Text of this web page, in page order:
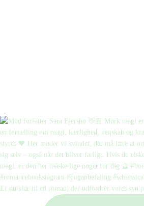
Er du klar til en roman, der udfordrer vores syn p